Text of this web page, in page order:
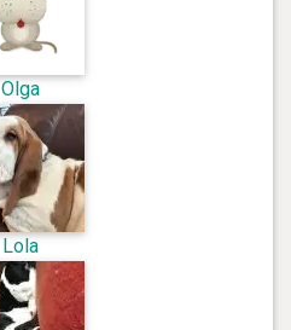
Olga
Lola